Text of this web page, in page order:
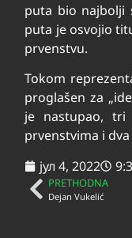
puta bio najbolji
puta je osvojio
prvenstvu.
Tokom
proglašen za
je nastupao, tri
prvenstvima i
јул 4, 2022
PRETHODNA
Dejan Vukelić